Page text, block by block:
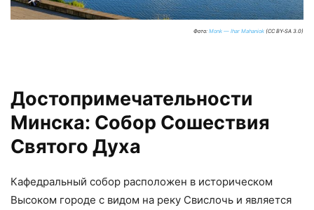
Фото: Monk — Ihar Mahaniok (CC BY-SA 3.0)
Достопримечательности
Минска: Собор Сошествия
Святого Духа
Кафедральный собор расположен в историческом
Высоком городе с видом на реку Свислочь и является